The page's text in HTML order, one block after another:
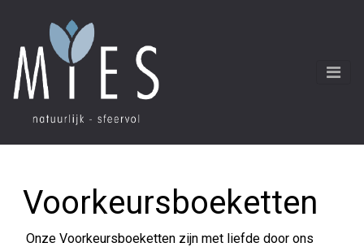
Voorkeursboeketten
Onze Voorkeursboeketten zijn met liefde door ons